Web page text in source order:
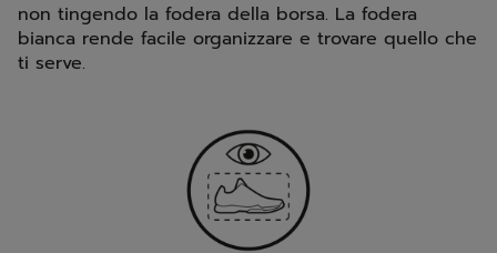
non tingendo la fodera della borsa. La fodera
bianca rende facile organizzare e trovare quello che
ti serve.